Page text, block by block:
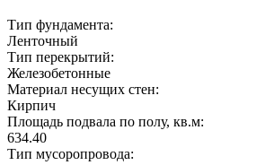
Тип фундамента:
Ленточный
Тип перекрытий:
Железобетонные
Материал несущих стен:
Кирпич
Площадь подвала по полу, кв.м:
634.40
Тип мусоропровода: